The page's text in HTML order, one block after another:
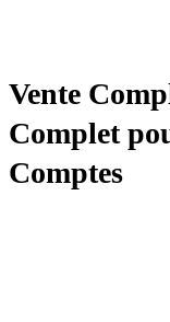
Vente
Complet
Comptes